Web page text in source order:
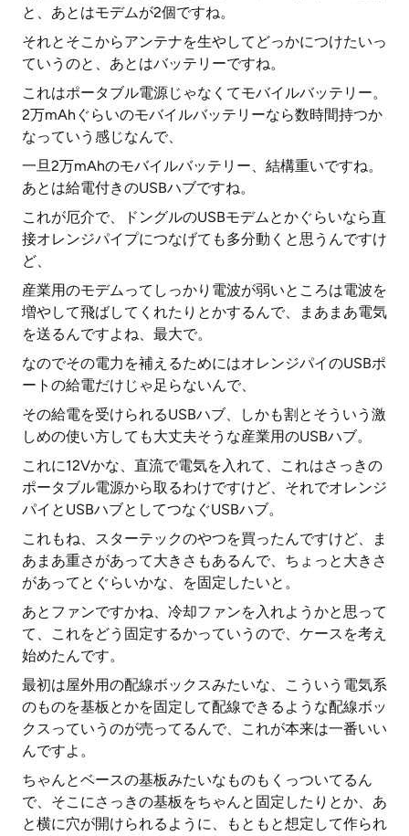
と、あとはモデムが2個ですね。
それとそこからアンテナを生やしてどっかにつけたいっ
ていうのと、あとはバッテリーですね。
これはポータブル電源じゃなくてモバイルバッテリー。
2万mAhぐらいのモバイルバッテリーなら数時間持つか
なっていう感じなんで、
一旦2万mAhのモバイルバッテリー、結構重いですね。
あとは給電付きのUSBハブですね。
これが厄介で、ドングルのUSBモデムとかぐらいなら直
接オレンジパイプにつなげても多分動くと思うんですけ
ど、
産業用のモデムってしっかり電波が弱いところは電波を
増やして飛ばしてくれたりとかするんで、まあまあ電気
を送るんですよね、最大で。
なのでその電力を補えるためにはオレンジパイのUSBポ
ートの給電だけじゃ足らないんで、
その給電を受けられるUSBハブ、しかも割とそういう激
しめの使い方しても大丈夫そうな産業用のUSBハブ。
これに12Vかな、直流で電気を入れて、これはさっきの
ポータブル電源から取るわけですけど、それでオレンジ
パイとUSBハブとしてつなぐUSBハブ。
これもね、スターテックのやつを買ったんですけど、ま
あまあ重さがあって大きさもあるんで、ちょっと大きさ
があってとぐらいかな、を固定したいと。
あとファンですかね、冷却ファンを入れようかと思って
て、これをどう固定するかっていうので、ケースを考え
始めたんです。
最初は屋外用の配線ボックスみたいな、こういう電気系
のものを基板とかを固定して配線できるような配線ボッ
クスっていうのが売ってるんで、これが本来は一番いい
んですよ。
ちゃんとベースの基板みたいなものもくっついてるん
で、そこにさっきの基板をちゃんと固定したりとか、あ
と横に穴が開けられるように、もともと想定して作られ